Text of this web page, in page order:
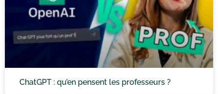
ChatGPT : qu’en pensent les professeurs ?